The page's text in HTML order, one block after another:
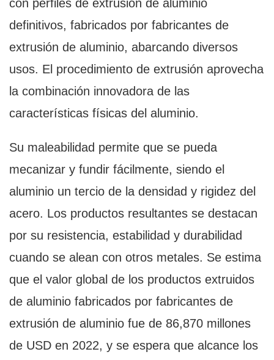
con perfiles de extrusión de aluminio
definitivos, fabricados por fabricantes de
extrusión de aluminio, abarcando diversos
usos. El procedimiento de extrusión aprovecha
la combinación innovadora de las
características físicas del aluminio.
Su maleabilidad permite que se pueda
mecanizar y fundir fácilmente, siendo el
aluminio un tercio de la densidad y rigidez del
acero. Los productos resultantes se destacan
por su resistencia, estabilidad y durabilidad
cuando se alean con otros metales. Se estima
que el valor global de los productos extruidos
de aluminio fabricados por fabricantes de
extrusión de aluminio fue de 86,870 millones
de USD en 2022, y se espera que alcance los